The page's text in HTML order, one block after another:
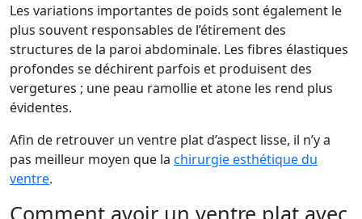
Les variations importantes de poids sont également le
plus souvent responsables de l’étirement des
structures de la paroi abdominale. Les fibres élastiques
profondes se déchirent parfois et produisent des
vergetures ; une peau ramollie et atone les rend plus
évidentes.
Afin de retrouver un ventre plat d’aspect lisse, il n’y a
pas meilleur moyen que la chirurgie esthétique du
ventre.
Comment avoir un ventre plat avec